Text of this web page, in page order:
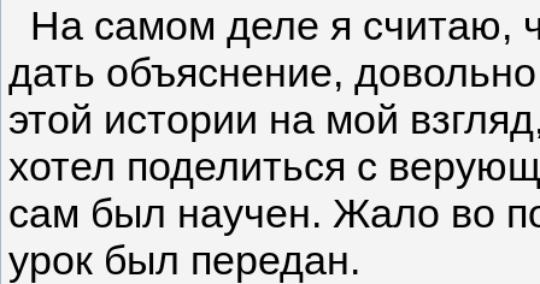
На самом деле я считаю,
дать объяснение,
этой истории на мой
хотел поделиться с
сам был научен. Жало во
урок был передан.